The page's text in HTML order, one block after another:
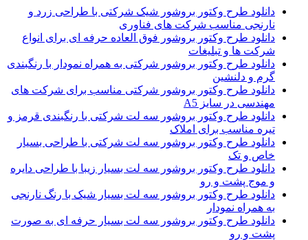
دانلود طرح وکتور بروشور شیک شرکتی با طراحی زرد و
نارنجی مناسب شرکت های فناوری
دانلود طرح وکتور بروشور فوق العاده حرفه ای برای انواع
شرکت ها و تبلیغات
دانلود طرح وکتور بروشور شرکتی به همراه نمودار با رنگبندی
گرم و دلنشین
دانلود طرح وکتور بروشور شرکتی مناسب برای شرکت های
مهندسی در سایز A5
دانلود طرح وکتور بروشور سه لت شرکتی با رنگبندی قرمز و
تیره مناسب برای املاک
دانلود طرح وکتور بروشور سه لت شرکتی با طراحی بسیار
خاص و تک
دانلود طرح وکتور بروشور سه لت بسیار زیبا با طراحی دایره
و موج پشت و رو
دانلود طرح وکتور بروشور سه لت بسیار شیک با رنگ نارنجی
به همراه نمودار
دانلود طرح وکتور بروشور سه لت بسیار حرفه ای به صورت
پشت و رو